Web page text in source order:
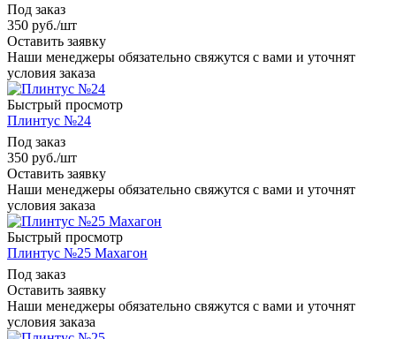
Под заказ
350 руб./шт
Оставить заявку
Наши менеджеры обязательно свяжутся с вами и уточнят
условия заказа
Быстрый просмотр
Плинтус №24
Под заказ
350 руб./шт
Оставить заявку
Наши менеджеры обязательно свяжутся с вами и уточнят
условия заказа
Быстрый просмотр
Плинтус №25 Махагон
Под заказ
Оставить заявку
Наши менеджеры обязательно свяжутся с вами и уточнят
условия заказа